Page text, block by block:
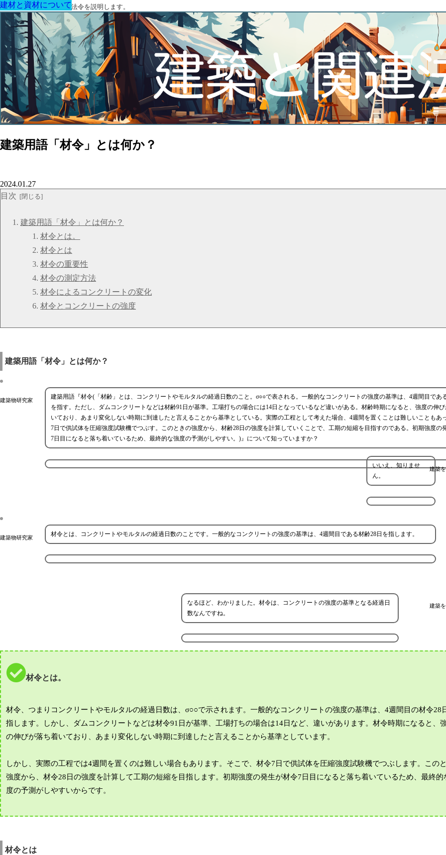
建築に関する用語と関連法令を説明します。
建築用語「材令」とは何か？
建材と資材について
2024.01.27
目次
建築用語「材令」とは何か？
材令とは。
材令とは
材令の重要性
材令の測定方法
材令によるコンクリートの変化
材令とコンクリートの強度
建築用語「材令」とは何か？
建築物研究家
建築用語『材令(「材齢」とは、コンクリートやモルタルの経過日数のこと。σ○○で表される。一般的なコンクリートの強度の基準は、4週間目であ
を指す。ただし、ダムコンクリートなどは材齢91日が基準。工場打ちの場合には14日となっているなど違いがある。材齢時期になると、強度の伸
いており、あまり変化しない時期に到達したと言えることから基準としている。実際の工程として考えた場合、4週間を置くことは難しいこともあ
7日で供試体を圧縮強度試験機でつぶす。このときの強度から、材齢28日の強度を計算していくことで、工期の短縮を目指すのである。初期強度の
7日目になると落ち着いているため、最終的な強度の予測がしやすい。)』について知っていますか？
建築
いいえ、知りませ
ん。
建築物研究家 材令とは、コンクリートやモルタルの経過日数のことです。一般的なコンクリートの強度の基準は、4週間目である材齢28日を指します。
建築
なるほど、わかりました。材令は、コンクリートの強度の基準となる経過日
数なんですね。
材令とは。
材令、つまりコンクリートやモルタルの経過日数は、σ○○で示されます。一般的なコンクリートの強度の基準は、4週間目の材令28
指します。しかし、ダムコンクリートなどは材令91日が基準、工場打ちの場合は14日など、違いがあります。材令時期になると、
の伸びが落ち着いており、あまり変化しない時期に到達したと言えることから基準としています。
しかし、実際の工程では4週間を置くのは難しい場合もあります。そこで、材令7日で供試体を圧縮強度試験機でつぶします。この
強度から、材令28日の強度を計算して工期の短縮を目指します。初期強度の発生が材令7日目になると落ち着いているため、最終的
度の予測がしやすいからです。
材令とは
建材と資材について
建材と資材について
建材と資材について
建材と資材について
建材と資材について
建材と資材について